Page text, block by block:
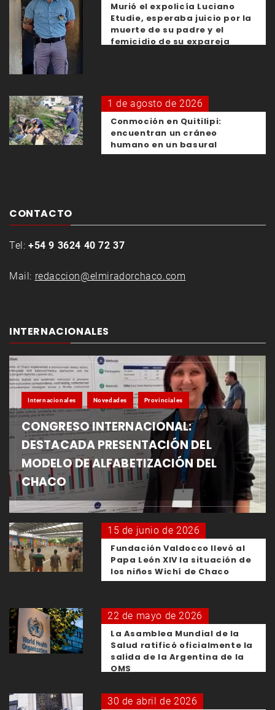
Murió el expolicía Luciano
Etudie, esperaba juicio por la
muerte de su padre y el
femicidio de su expareja
1 de agosto de 2026
Conmoción en Quitilipi:
encuentran un cráneo
humano en un basural
CONTACTO
Tel: +54 9 3624 40 72 37
Mail: redaccion@elmiradorchaco.com
INTERNACIONALES
Internacionales Novedades Provinciales
CONGRESO INTERNACIONAL:
DESTACADA PRESENTACIÓN DEL
MODELO DE ALFABETIZACIÓN DEL
CHACO
15 de junio de 2026
Fundación Valdocco llevó al
Papa León XIV la situación de
los niños Wichí de Chaco
22 de mayo de 2026
La Asamblea Mundial de la
Salud ratificó oficialmente la
salida de la Argentina de la
OMS
30 de abril de 2026